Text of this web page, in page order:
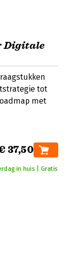
Digitale
tot
met
37,50
in huis | Gratis